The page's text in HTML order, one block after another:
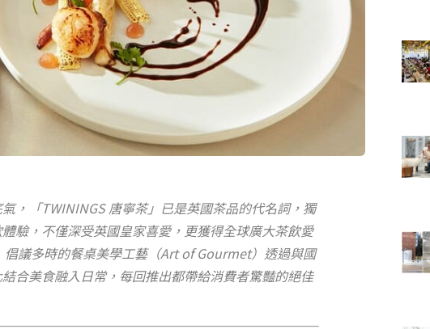
，「TWININGS 唐寧茶」已是英國茶品的代名詞，獨
驗，不僅深受英國皇家喜愛，更獲得全球廣大茶飲愛
倡議多時的餐桌美學工藝（Art of Gourmet）透過與國
合美食融入日常，每回推出都帶給消費者驚豔的絕佳